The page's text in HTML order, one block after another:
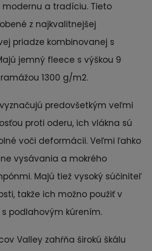
a tradíciu. Tieto
z najkvalitnejšej
priadze kombinovanej s
jemný fleece s výškou 9
1300 g/m2.
predovšetkým veľmi
proti oderu, ich vlákna sú
voči deformácii. Veľmi ľahko
vysávania a mokrého
Majú tiež vysoký súčiniteľ
takže ich možno použiť v
podlahovým kúrením.
Valley zahŕňa širokú škálu